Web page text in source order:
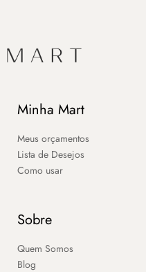
Minha Mart
Meus orçamentos
Lista de Desejos
Como usar
Sobre
Quem Somos
Blog